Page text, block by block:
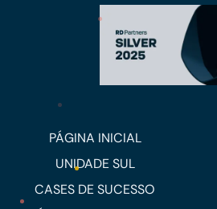
PÁGINA INICIAL
UNIDADE SUL
CASES DE SUCESSO